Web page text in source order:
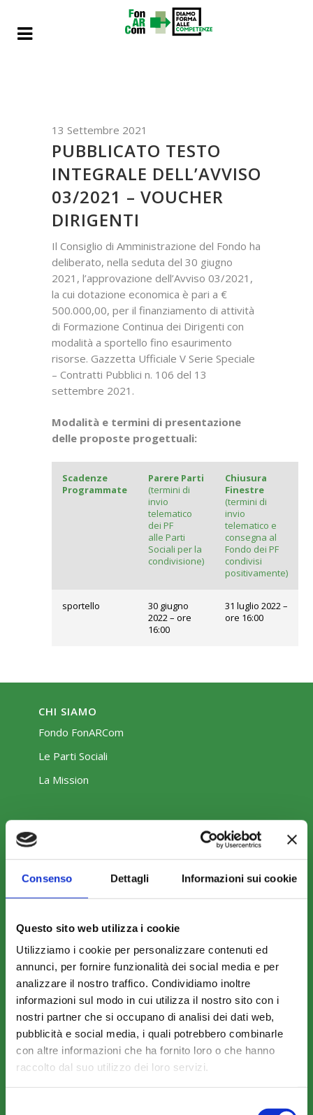
Consenso Dettagli Informazioni sui cookie
Questo sito web utilizza i cookie
Utilizziamo i cookie per personalizzare contenuti ed
annunci, per fornire funzionalità dei social media e per
analizzare il nostro traffico. Condividiamo inoltre
informazioni sul modo in cui utilizza il nostro sito con i
nostri partner che si occupano di analisi dei dati web,
pubblicità e social media, i quali potrebbero combinarle
con altre informazioni che ha fornito loro o che hanno
raccolto dal suo utilizzo dei loro servizi.
13 Settembre 2021
PUBBLICATO TESTO
INTEGRALE DELL’AVVISO
03/2021 – VOUCHER
DIRIGENTI
Il Consiglio di Amministrazione del Fondo ha
deliberato, nella seduta del 30 giugno
2021, l’approvazione dell’Avviso 03/2021,
la cui dotazione economica è pari a €
500.000,00, per il finanziamento di attività
di Formazione Continua dei Dirigenti con
modalità a sportello fino esaurimento
risorse. Gazzetta Ufficiale V Serie Speciale
– Contratti Pubblici n. 106 del 13
settembre 2021.
Modalità e termini di presentazione
delle proposte progettuali:
Scadenze
Programmate
Parere Parti
(termini di
invio
telematico
dei PF
alle Parti
Sociali per la
condivisione)
Chiusura
Finestre
(termini di
invio
telematico e
consegna al
Fondo dei PF
condivisi
positivamente)
sportello
30 giugno
2022 – ore
16:00
31 luglio 2022 –
ore 16:00
CHI SIAMO
Fondo FonARCom
Le Parti Sociali
La Mission
COSA FACCIAMO
Perché scegliere FonARCom
Il Funzionamento
Amministrazione trasparente
COME ADERIRE